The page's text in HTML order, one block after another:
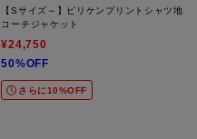
【Sサイズ～】ビリケンプリントシャツ地
コーチジャケット
¥24,750
50%OFF
さらに10%OFF